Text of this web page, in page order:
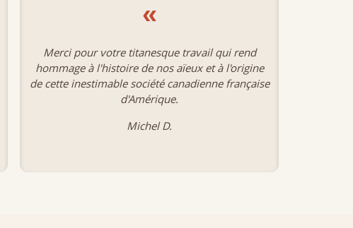
«
Merci pour le très très précieux travail que vous
accomplissez.
Paul L.